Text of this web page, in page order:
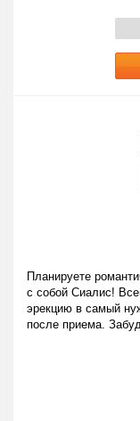
Планируете
с собой Сиалис!
эрекцию в самый
после приема.